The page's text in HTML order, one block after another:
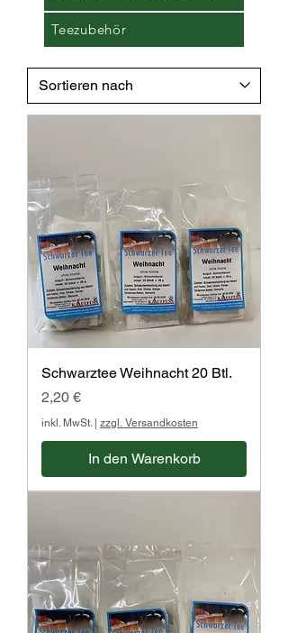
Teezubehör
Schwarztee Weihnacht 20 Btl.
Preis
2,20 €
inkl. MwSt. | zzgl. Versandkosten
In den Warenkorb